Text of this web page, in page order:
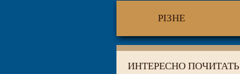
РІЗНЕ
ИНТЕРЕСНО ПОЧИТАТЬ